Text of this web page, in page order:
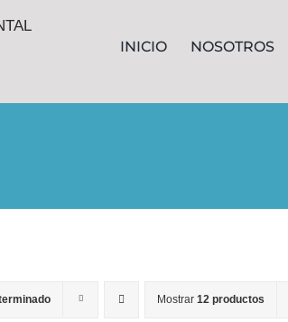
INICIO NOSOTROS
Mostrar 12 productos